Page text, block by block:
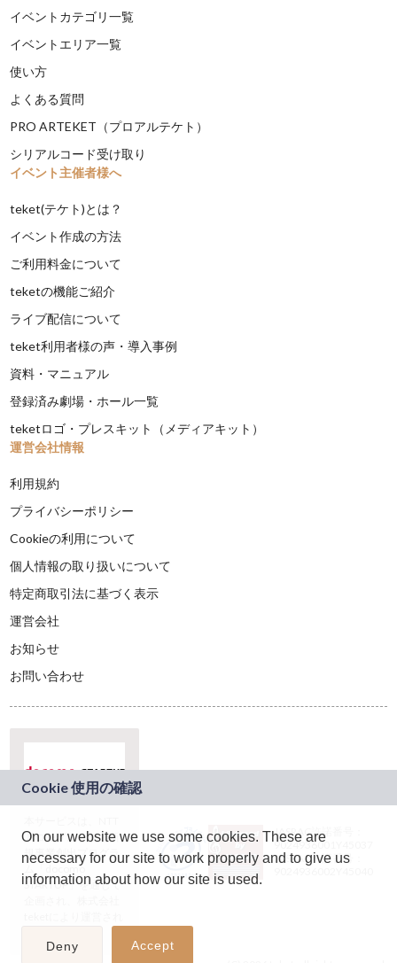
イベントカテゴリ一覧
イベントエリア一覧
使い方
よくある質問
PRO ARTEKET（プロアルテケト）
シリアルコード受け取り
イベント主催者様へ
teket(テケト)とは？
イベント作成の方法
ご利用料金について
teketの機能ご紹介
ライブ配信について
teket利用者様の声・導入事例
資料・マニュアル
登録済み劇場・ホール一覧
teketロゴ・プレスキット（メディアキット）
運営会社情報
利用規約
プライバシーポリシー
Cookieの利用について
個人情報の取り扱いについて
特定商取引法に基づく表示
運営会社
お知らせ
お問い合わせ
ドコモグループの新
規事業創出プログラ
ム「docomo
STARTUP」を通じて
JASRAC許諾番号：
9024936001Y45037
JASRAC許諾番号：
On our website we use some cookies. These are
necessary for our site to work properly and to give us
information about how our site is used.
Deny Accept